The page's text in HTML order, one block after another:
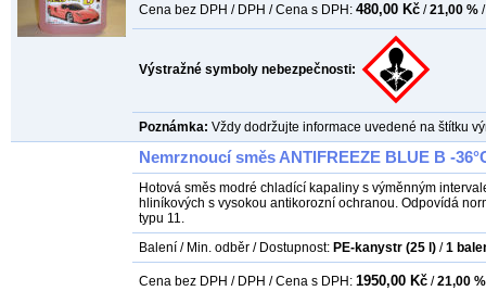
Cena bez DPH / DPH / Cena s DPH: 480,00 Kč / 21,00 % /
Výstražné symboly nebezpečnosti:
Poznámka: Vždy dodržujte informace uvedené na štítku
Nemrznoucí směs ANTIFREEZE BLUE B -
Hotová směs modré chladící kapaliny s výměnným
hliníkových s vysokou antikorozní ochranou. Odpovídá
typu 11.
Balení / Min. odběr / Dostupnost: PE-kanystr (25 l) / 1
Cena bez DPH / DPH / Cena s DPH: 1950,00 Kč / 21,00 %